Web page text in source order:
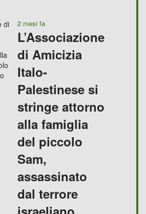
2 mesi fa
L’Associazione
di Amicizia
Italo-
Palestinese si
stringe attorno
alla famiglia
del piccolo
Sam,
assassinato
dal terrore